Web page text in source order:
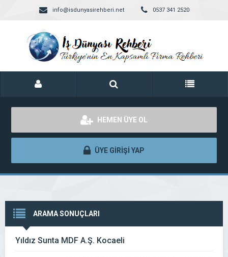
info@isdunyasirehberi.net 0537 341 2520
HEMEN ÜYE OL
ÜYE GİRİŞİ YAP
ARAMA SONUÇLARI
Yıldız Sunta MDF A.Ş. Kocaeli